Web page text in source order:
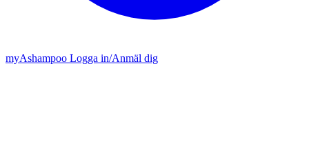
myAshampoo Logga in/Anmäl dig